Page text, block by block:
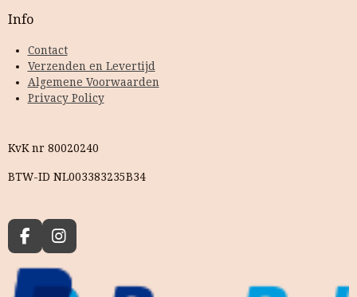
Info
Contact
Verzenden en Levertijd
Algemene Voorwaarden
Privacy Policy
KvK nr 80020240
BTW-ID NL003383235B34
F
a
c
I
n
s
t